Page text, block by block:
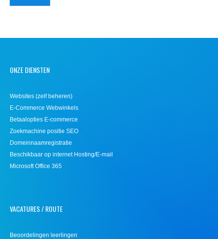
ONZE DIENSTEN
Websites (zelf beheren)
E-Commerce Webwinkels
Betaalopties E-commerce
Zoekmachine positie SEO
Domeinnaamregistratie
Beschikbaar op internet Hosting/E-mail
Microsoft Office 365
VACATURES / ROUTE
Beoordelingen leerlingen